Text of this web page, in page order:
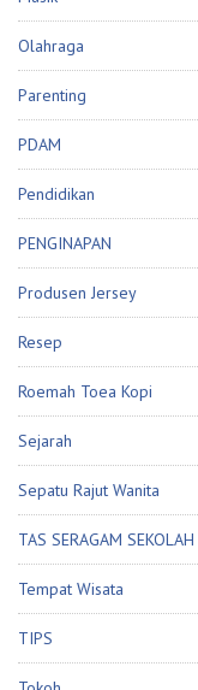
Olahraga
Parenting
PDAM
Pendidikan
PENGINAPAN
Produsen Jersey
Resep
Roemah Toea Kopi
Sejarah
Sepatu Rajut Wanita
TAS SERAGAM SEKOLAH
Tempat Wisata
TIPS